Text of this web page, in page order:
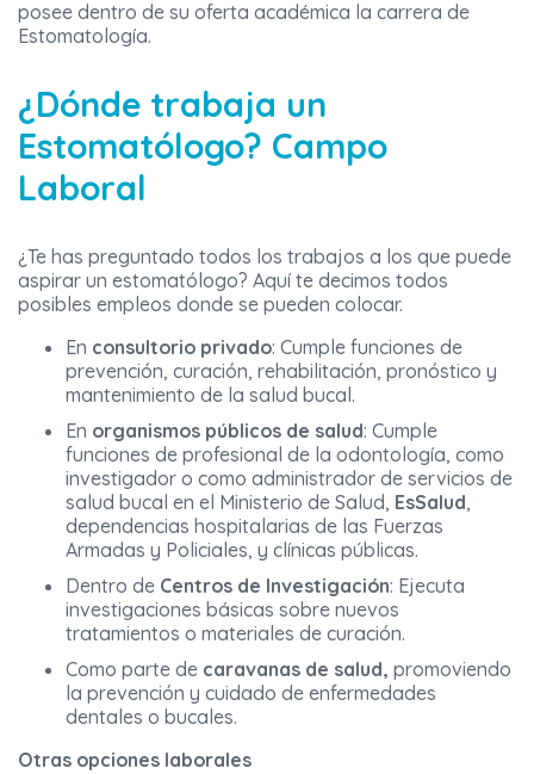
posee dentro de su oferta académica la carrera de
Estomatología.
¿Dónde trabaja un
Estomatólogo? Campo
Laboral
¿Te has preguntado todos los trabajos a los que puede
aspirar un estomatólogo? Aquí te decimos todos
posibles empleos donde se pueden colocar.
En consultorio privado: Cumple funciones de
prevención, curación, rehabilitación, pronóstico y
mantenimiento de la salud bucal.
En organismos públicos de salud: Cumple
funciones de profesional de la odontología, como
investigador o como administrador de servicios de
salud bucal en el Ministerio de Salud, EsSalud,
dependencias hospitalarias de las Fuerzas
Armadas y Policiales, y clínicas públicas.
Dentro de Centros de Investigación: Ejecuta
investigaciones básicas sobre nuevos
tratamientos o materiales de curación.
Como parte de caravanas de salud, promoviendo
la prevención y cuidado de enfermedades
dentales o bucales.
Otras opciones laborales